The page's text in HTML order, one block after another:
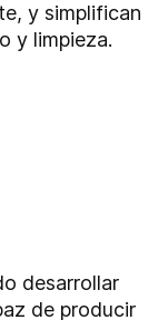
y simplifican
y limpieza.
desarrollar
de producir